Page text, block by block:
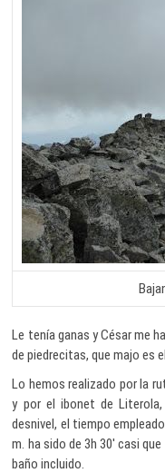
Le tenía ganas y César me
de piedrecitas, que majo es
Lo hemos realizado por la
y por el ibonet de
desnivel, el tiempo
m. ha sido de 3h 30′ casi
baño incluido.